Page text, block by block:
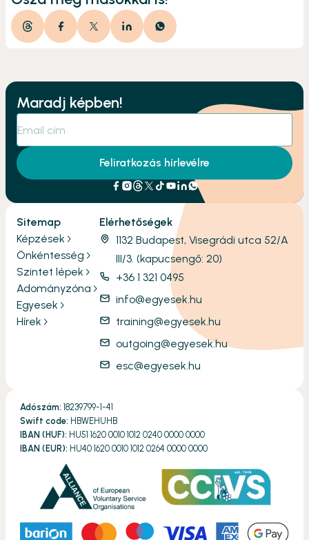
Maradj képben!
Feliratkozás hírlevélre
Sitemap
Képzések
Önkéntesség
Szintet lépek
Adományzóna
Egyesek
Hírek
Elérhetőségek
1132 Budapest, Visegrádi utca 52/A
III/3. (kapucsengő: 20)
+36 1 321 0495
info@egyesek.hu
training@egyesek.hu
outgoing@egyesek.hu
esc@egyesek.hu
Adószám: 18239799-1-41
Swift code: HBWEHUHB
IBAN (HUF): HU51 1620 0010 1012 0240 0000 0000
IBAN (EUR): HU40 1620 0010 1012 0264 0000 0000